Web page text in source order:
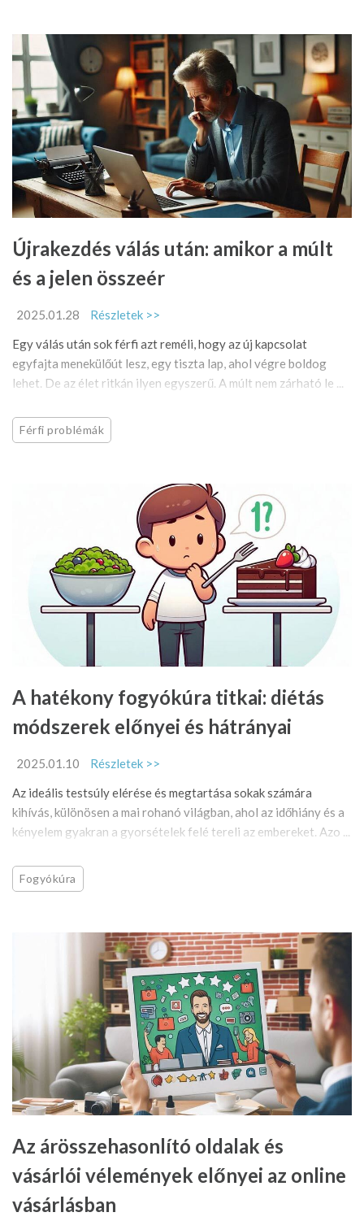
Újrakezdés válás után: amikor a múlt
és a jelen összeér
2025.01.28
Részletek >>
Egy válás után sok férfi azt reméli, hogy az új kapcsolat
egyfajta menekülőút lesz, egy tiszta lap, ahol végre boldog
lehet. De az élet ritkán ilyen egyszerű. A múlt nem zárható le ...
Férfi problémák
A hatékony fogyókúra titkai: diétás
módszerek előnyei és hátrányai
2025.01.10
Részletek >>
Az ideális testsúly elérése és megtartása sokak számára
kihívás, különösen a mai rohanó világban, ahol az időhiány és a
kényelem gyakran a gyorsételek felé tereli az embereket. Azo ...
Fogyókúra
Az árösszehasonlító oldalak és
vásárlói vélemények előnyei az online
vásárlásban